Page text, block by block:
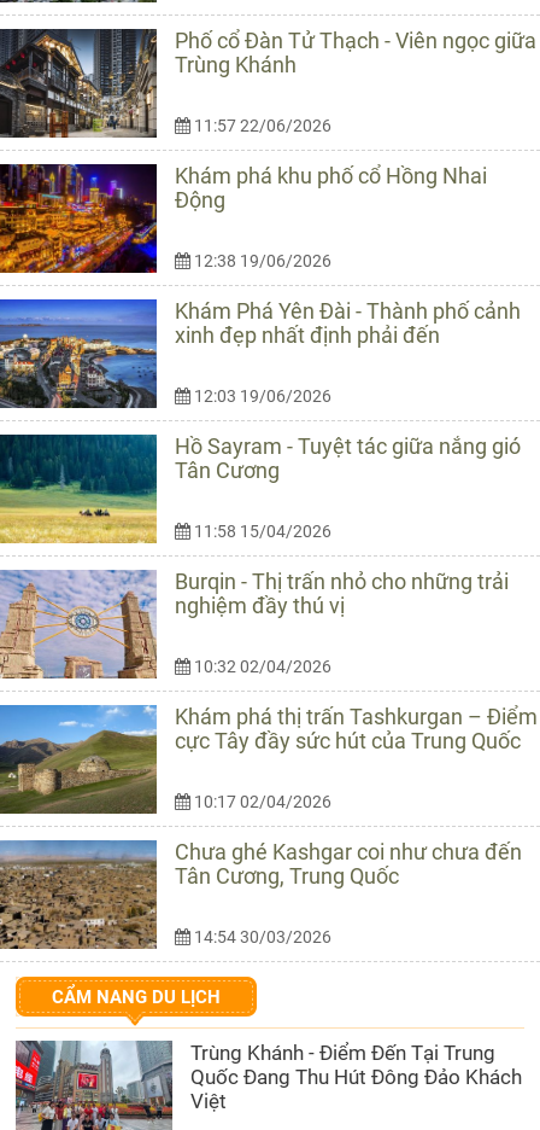
Phố cổ Đàn Tử Thạch - Viên ngọc giữa
Trùng Khánh
11:57 22/06/2026
Khám phá khu phố cổ Hồng Nhai
Động
12:38 19/06/2026
Khám Phá Yên Đài - Thành phố cảnh
xinh đẹp nhất định phải đến
12:03 19/06/2026
Hồ Sayram - Tuyệt tác giữa nắng gió
Tân Cương
11:58 15/04/2026
Burqin - Thị trấn nhỏ cho những trải
nghiệm đầy thú vị
10:32 02/04/2026
Khám phá thị trấn Tashkurgan – Điểm
cực Tây đầy sức hút của Trung Quốc
10:17 02/04/2026
Chưa ghé Kashgar coi như chưa đến
Tân Cương, Trung Quốc
14:54 30/03/2026
CẨM NANG DU LỊCH
Trùng Khánh - Điểm Đến Tại Trung
Quốc Đang Thu Hút Đông Đảo Khách
Việt